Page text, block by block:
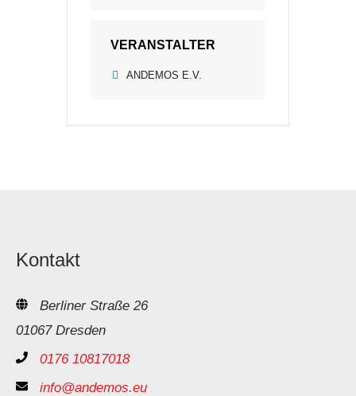
VERANSTALTER
ANDEMOS E.V.
Kontakt
Berliner Straße 26
01067 Dresden
0176 10817018
info@andemos.eu